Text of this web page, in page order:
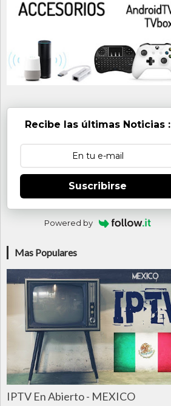
Recibe las últimas Noticias :
Suscribirse
Powered by
Mas Populares
IPTV En Abierto - MEXICO